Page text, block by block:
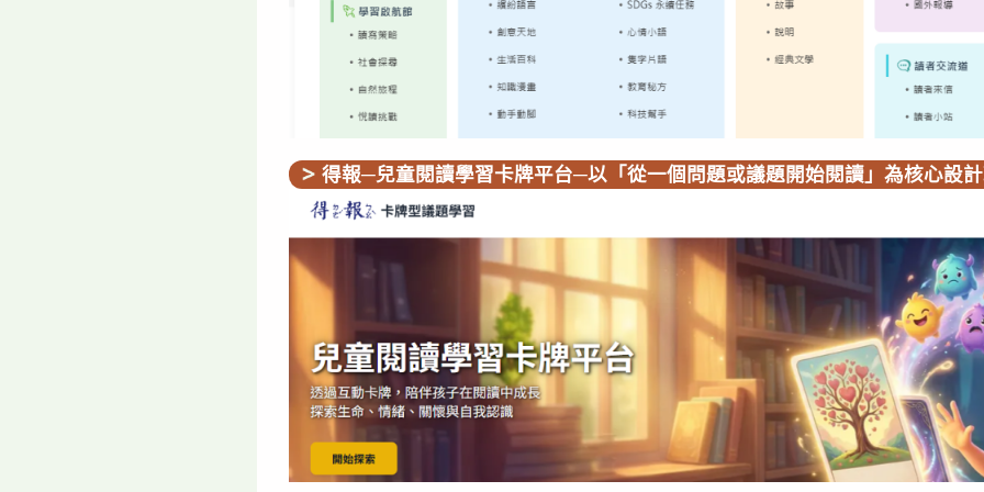
得報─兒童閱讀學習卡牌平台─以「從一個問題或議題開始閱讀」為核心設